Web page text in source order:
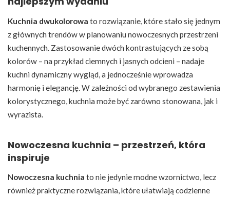
Kuchnia dwukolorowa to rozwiązanie, które stało się jednym
z głównych trendów w planowaniu nowoczesnych przestrzeni
kuchennych. Zastosowanie dwóch kontrastujących ze sobą
kolorów – na przykład ciemnych i jasnych odcieni – nadaje
kuchni dynamiczny wygląd, a jednocześnie wprowadza
harmonię i elegancję. W zależności od wybranego zestawienia
kolorystycznego, kuchnia może być zarówno stonowana, jak i
wyrazista.
Nowoczesna kuchnia – przestrzeń, która
inspiruje
Nowoczesna kuchnia to nie jedynie modne wzornictwo, lecz
również praktyczne rozwiązania, które ułatwiają codzienne